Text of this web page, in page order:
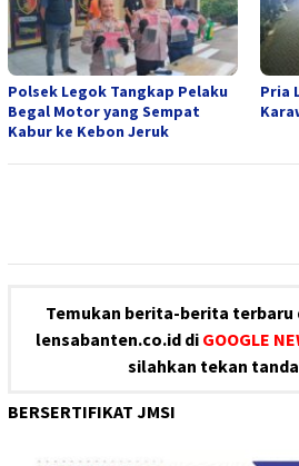
Polsek Legok Tangkap Pelaku
Begal Motor yang Sempat
Kabur ke Kebon Jeruk
Pria
Temukan berita-berita terbaru
lensabanten.co.id di GOOGLE
silahkan tekan
BERSERTIFIKAT JMSI